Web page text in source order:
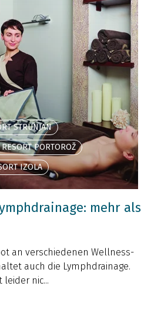
STRUNJAN
PORTOROŽ
IZOLA
mehr als
an verschiedenen Wellness-
auch die Lymphdrainage.
leider nic...